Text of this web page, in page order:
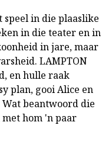
speel in die plaaslike
in die teater en in
in jare, maar
LAMPTON
en hulle raak
plan, gooi Alice en
beantwoord die
met hom 'n paar